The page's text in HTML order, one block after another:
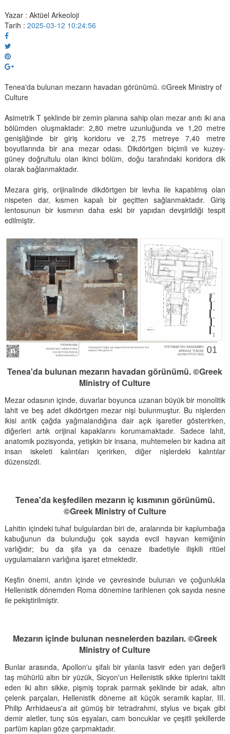
Yazar : Aktüel Arkeoloji
Tarih : 2025-03-12 10:24:56
Tenea'da bulunan mezarın havadan görünümü. ©Greek Ministry of
Culture
Asimetrik T şeklinde bir zemin planına sahip olan mezar anıtı iki ana
bölümden oluşmaktadır: 2,80 metre uzunluğunda ve 1,20 metre
genişliğinde bir giriş koridoru ve 2,75 metreye 7,40 metre
boyutlarında bir ana mezar odası. Dikdörtgen biçimli ve kuzey-
güney doğrultulu olan ikinci bölüm, doğu tarafındaki koridora dik
olarak bağlanmaktadır.
Mezara giriş, orijinalinde dikdörtgen bir levha ile kapatılmış olan
nispeten dar, kısmen kapalı bir geçitten sağlanmaktadır. Giriş
lentosunun bir kısmının daha eski bir yapıdan devşirildiği tespit
edilmiştir.
Tenea'da bulunan mezarın havadan görünümü. ©Greek
Ministry of Culture
Mezar odasının içinde, duvarlar boyunca uzanan büyük bir monolitik
lahit ve beş adet dikdörtgen mezar nişi bulunmuştur. Bu nişlerden
ikisi antik çağda yağmalandığına dair açık işaretler gösterirken,
diğerleri artık orijinal kapaklarını korumamaktadır. Sadece lahit,
anatomik pozisyonda, yetişkin bir insana, muhtemelen bir kadına ait
insan iskeleti kalıntıları içerirken, diğer nişlerdeki kalıntılar
düzensizdi.
Tenea'da keşfedilen mezarın iç kısmının görünümü.
©Greek Ministry of Culture
Lahitin içindeki tuhaf bulgulardan biri de, aralarında bir kaplumbağa
kabuğunun da bulunduğu çok sayıda evcil hayvan kemiğinin
varlığıdır; bu da şifa ya da cenaze ibadetiyle ilişkili ritüel
uygulamaların varlığına işaret etmektedir.
Keşfin önemi, anıtın içinde ve çevresinde bulunan ve çoğunlukla
Hellenistik dönemden Roma dönemine tarihlenen çok sayıda nesne
ile pekiştirilmiştir.
Mezarın içinde bulunan nesnelerden bazıları. ©Greek
Ministry of Culture
Bunlar arasında, Apollon'u şifalı bir yılanla tasvir eden yarı değerli
taş mühürlü altın bir yüzük, Sicyon'un Hellenistik sikke tiplerini taklit
eden iki altın sikke, pişmiş toprak parmak şeklinde bir adak, altın
çelenk parçaları, Hellenistik döneme ait küçük seramik kaplar, III.
Philip Arrhidaeus'a ait gümüş bir tetradrahmi, stylus ve bıçak gibi
demir aletler, tunç süs eşyaları, cam boncuklar ve çeşitli şekillerde
parfüm kapları göze çarpmaktadır.